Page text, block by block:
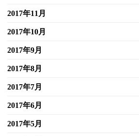
2017年11月
2017年10月
2017年9月
2017年8月
2017年7月
2017年6月
2017年5月